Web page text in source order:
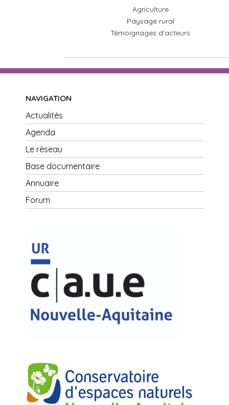
Agriculture
Paysage rural
Témoignages d'acteurs
NAVIGATION
Actualités
Agenda
Le réseau
Base documentaire
Annuaire
Forum